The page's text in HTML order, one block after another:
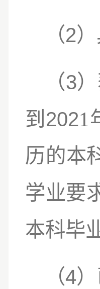
（2
（3
到 2021
历的本
学业要
本科毕
（4